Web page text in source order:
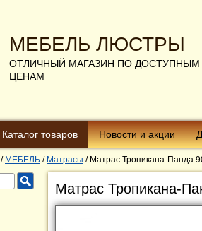
МЕБЕЛЬ ЛЮСТРЫ
ОТЛИЧНЫЙ МАГАЗИН ПО ДОСТУПНЫМ
ЦЕНАМ
Каталог товаров Новости и акции
/ МЕБЕЛЬ / Матрасы / Матрас Тропикана-Панда
Матрас Тропикана-